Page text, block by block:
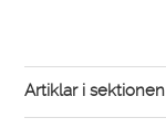
Artiklar i sektionen